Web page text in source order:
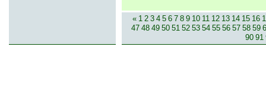
« 1 2 3 4 5 6 7 8 9 10 11 12 13 14 15 16
47 48 49 50 51 52 53 54 55 56 57 58 59
90 91